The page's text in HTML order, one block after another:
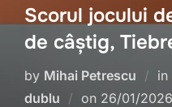
Scorul jocului
de câștig,
by Mihai Petrescu in
dublu
on Posted
26/01/2026